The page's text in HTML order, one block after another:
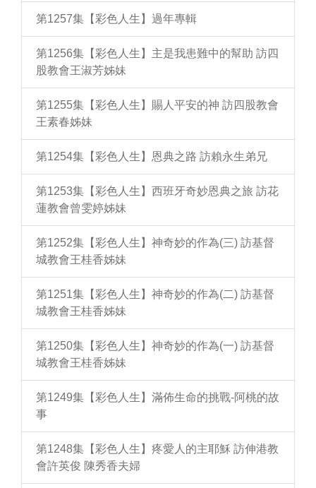
第1257集【彩色人生】過年專輯
第1256集【彩色人生】主是我患難中的幫助 訪四
股教會王淑芳姊妹
第1255集【彩色人生】賜人平安的神 訪四股教會
王素春姊妹
第1254集【彩色人生】恩典之路 訪賴永生弟兄
第1253集【彩色人生】西班牙奇妙恩典之旅 訪花
蓮教會曾雯婷姊妹
第1252集【彩色人生】神奇妙的作為(三) 訪基督
城教會王桂香姊妹
第1251集【彩色人生】神奇妙的作為(二) 訪基督
城教會王桂香姊妹
第1250集【彩色人生】神奇妙的作為(一) 訪基督
城教會王桂香姊妹
第1249集【彩色人生】滿佈生命的挑戰-阿桃的故
事
第1248集【彩色人生】疼愛人的主耶穌 訪伸港教
會許英俊 陳秀香夫婦